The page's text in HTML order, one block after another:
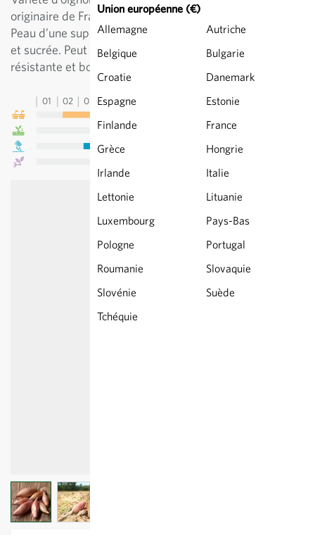
Union européenne (€)
Allemagne
Autriche
Belgique
Bulgarie
Croatie
Danemark
Espagne
Estonie
Finlande
France
Grèce
Hongrie
Irlande
Italie
Lettonie
Lituanie
Luxembourg
Pays-Bas
Pologne
Portugal
Roumanie
Slovaquie
Slovénie
Suède
Tchéquie
originaire de France, forme allongée rappelant l’échalote.
Peau d’une superbe couleur et excellente saveur douce
et sucrée. Peut aussi se consommer cru. Peau très
résistante et bonne capacité de conservation.
01 02 03 04 05 09 10
View larger imageView larger image